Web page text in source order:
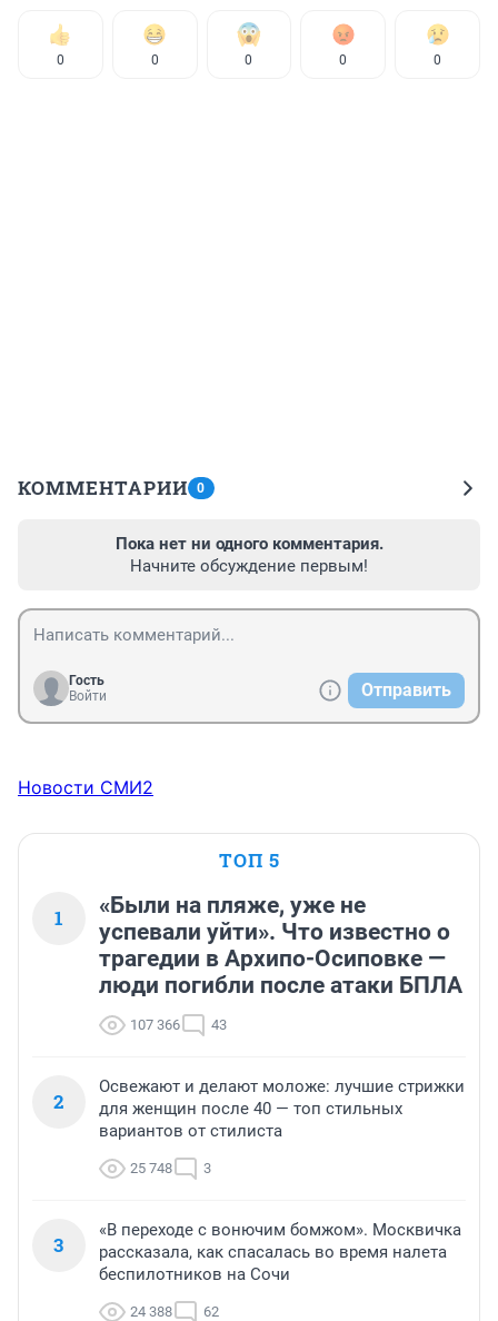
0 0 0 0 0
КОММЕНТАРИИ 0
Пока нет ни одного комментария.
Начните обсуждение первым!
Гость
Войти
Отправить
Новости СМИ2
ТОП 5
1
«Были на пляже, уже не
успевали уйти». Что известно о
трагедии в Архипо-Осиповке —
люди погибли после атаки БПЛА
107 366 43
2
Освежают и делают моложе: лучшие стрижки
для женщин после 40 — топ стильных
вариантов от стилиста
25 748 3
3
«В переходе с вонючим бомжом». Москвичка
рассказала, как спасалась во время налета
беспилотников на Сочи
24 388 62